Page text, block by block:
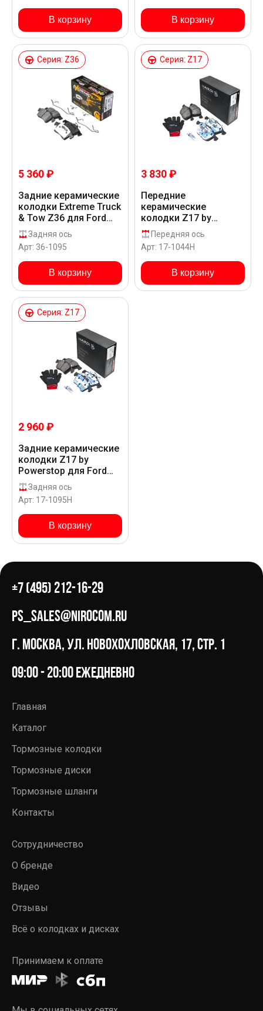
В корзину В корзину
Серия: Z36
5 360 ₽
Задние керамические
колодки Extreme Truck
& Tow Z36 для Ford
FOCUS III TURNIER CEW
Задняя ось
Арт: 36-1095
В корзину
Серия: Z17
3 830 ₽
Передние
керамические
колодки Z17 by
Powerstop для Ford
FOCUS III TURNIER CEW
Передняя ось
Арт: 17-1044H
В корзину
Серия: Z17
2 960 ₽
Задние керамические
колодки Z17 by
Powerstop для Ford
FOCUS III TURNIER CEW
Задняя ось
Арт: 17-1095H
В корзину
+7 (495) 212-16-29
ps_sales@nirocom.ru
г. Москва, ул. Новохохловская, 17, стр. 1
09:00 - 20:00 ежедневно
Главная
Каталог
Тормозные колодки
Тормозные диски
Тормозные шланги
Контакты
Сотрудничество
О бренде
Видео
Отзывы
Всё о колодках и дисках
Принимаем к оплате